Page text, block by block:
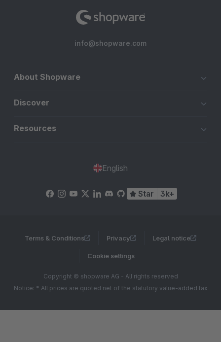
info@shopware.com
About Shopware
Discover
Resources
English
Star 3k+
Terms & Conditions Privacy Legal notice
Cookie settings
Copyright © shopware AG - All rights reserved
Notice: * All prices are quoted net of the statutory value-added tax